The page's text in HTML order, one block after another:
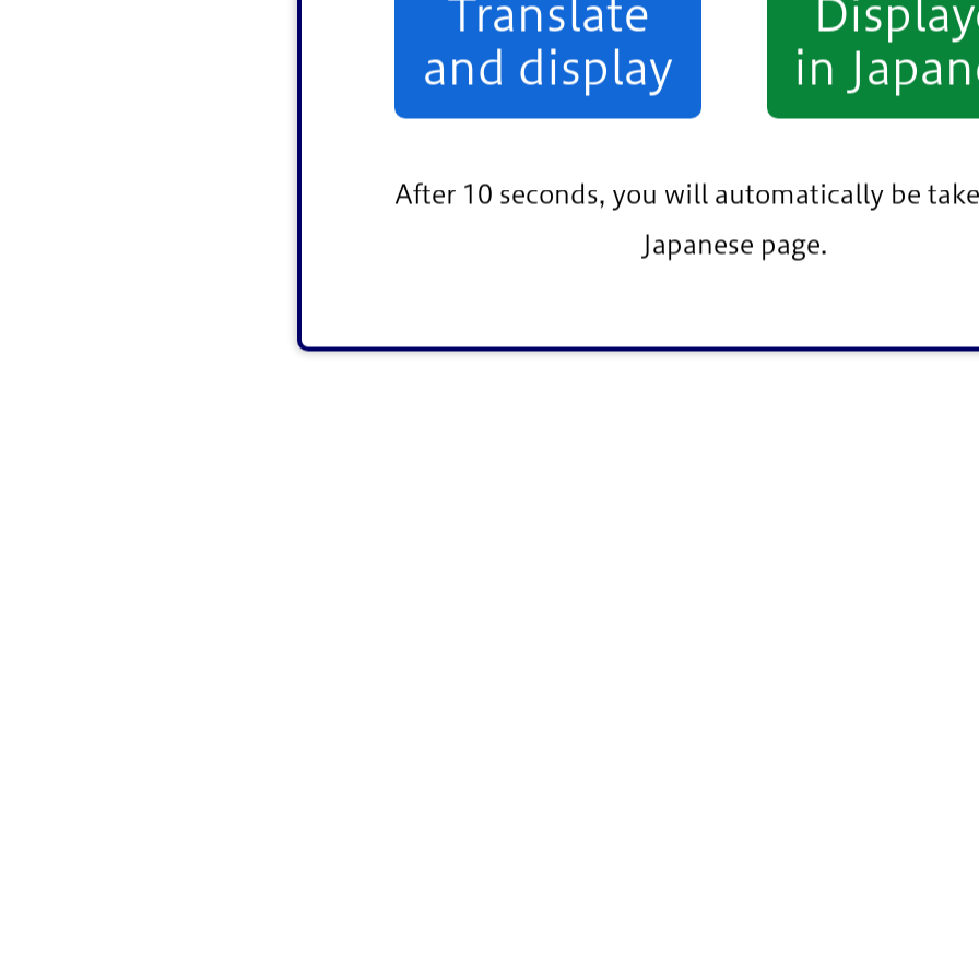
Translate
and display
in
After 10 seconds, you will automatically be
Japanese page.